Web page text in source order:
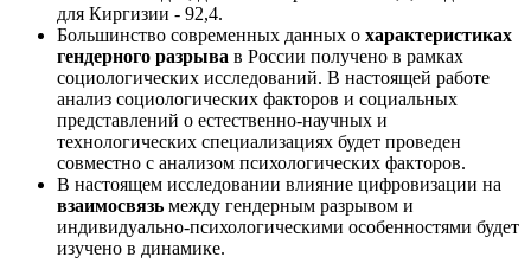
для Киргизии - 92,4.
Большинство современных данных о характеристиках
гендерного разрыва в России получено в рамках
социологических исследований. В настоящей работе
анализ социологических факторов и социальных
представлений о естественно-научных и
технологических специализациях будет проведен
совместно с анализом психологических факторов.
В настоящем исследовании влияние цифровизации на
взаимосвязь между гендерным разрывом и
индивидуально-психологическими особенностями будет
изучено в динамике.